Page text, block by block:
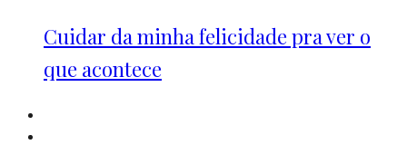
Cuidar da minha felicidade pra ver o
que acontece